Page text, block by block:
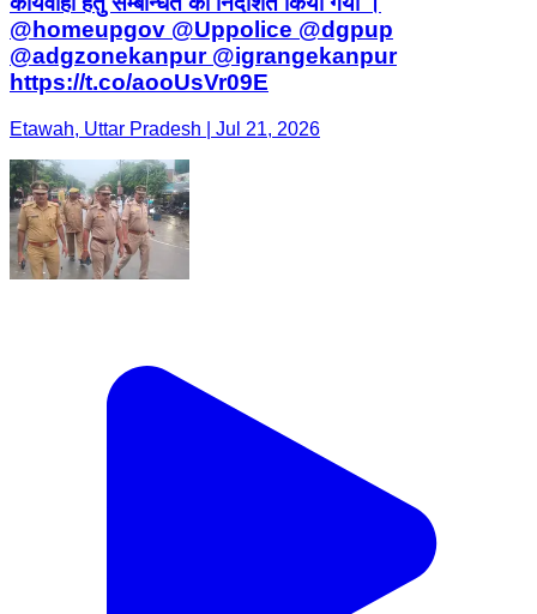
@homeupgov @Uppolice @dgpup
@adgzonekanpur @igrangekanpur
https://t.co/aooUsVr09E
Etawah, Uttar Pradesh | Jul 21, 2026